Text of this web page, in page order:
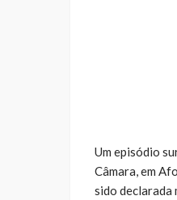
Um episódio
Câmara, em
sido declarada